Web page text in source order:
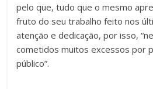
pelo que, tudo que o mesmo
fruto do seu trabalho feito nos
atenção e dedicação, por isso,
cometidos muitos excessos por
público”.